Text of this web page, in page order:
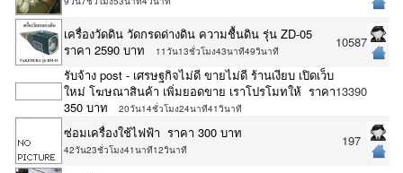
เครื่องวัดดิน วัดกรดด่างดิน ความชื้นดิน รุ่น ZD-05
ราคา 2590 บาท
11วัน13ชั่วโมง43นาที49วินาที
10587
รับจ้าง post - เศรษฐกิจไม่ดี ขายไม่ดี ร้านเงียบ เปิดเว็บ
ใหม่ โฆษณาสินค้า เพิ่มยอดขาย เราโปรโมทให้ ราคา
350 บาท
20วัน14ชั่วโมง24นาที41วินาที
13390
ซ่อมเครื่องใช้ไฟฟ้า ราคา 300 บาท
42วัน23ชั่วโมง41นาที12วินาที
197